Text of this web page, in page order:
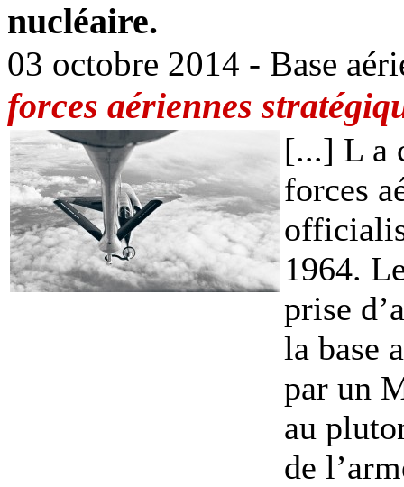
nucléaire.
03 octobre 2014 - Base
forces aériennes
[...] L a
forces
1964.
prise
la base
par un
au
de